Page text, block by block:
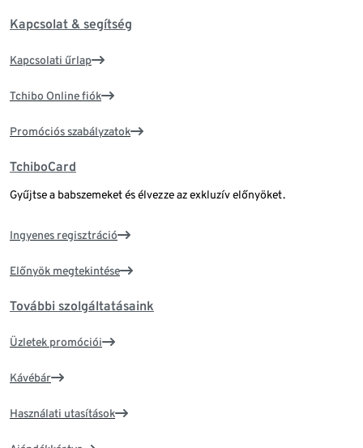
Kapcsolat & segítség
Kapcsolati űrlap
Tchibo Online fiók
Promóciós szabályzatok
TchiboCard
Gyűjtse a babszemeket és élvezze az exkluzív előnyöket.
Ingyenes regisztráció
Előnyök megtekintése
További szolgáltatásaink
Üzletek promóciói
Kávébár
Használati utasítások